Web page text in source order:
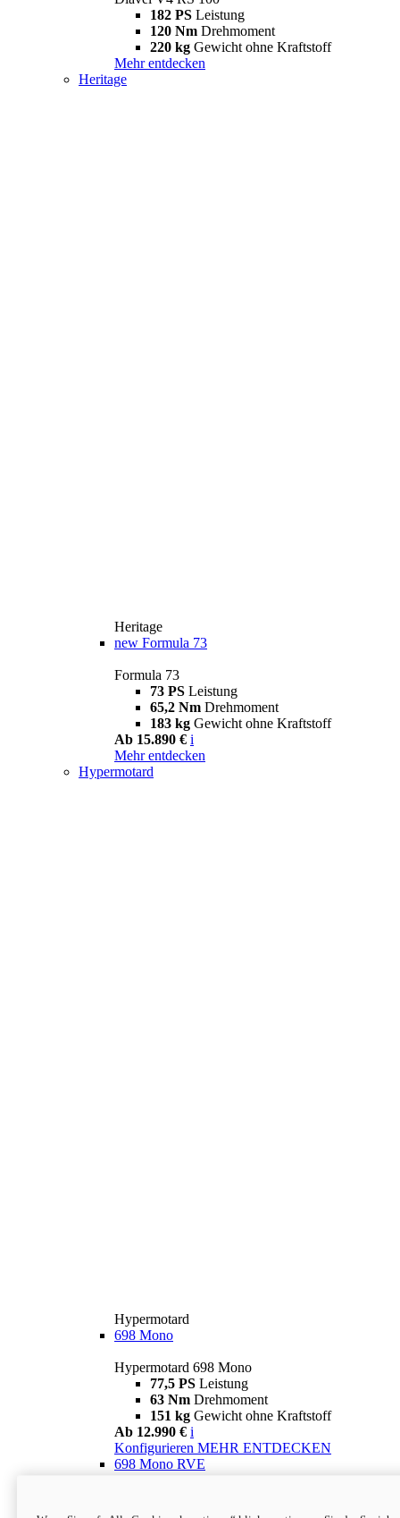
182 PS Leistung
120 Nm Drehmoment
220 kg Gewicht ohne Kraftstoff
Mehr entdecken
Heritage
Heritage
new Formula 73
Formula 73
73 PS Leistung
65,2 Nm Drehmoment
183 kg Gewicht ohne Kraftstoff
Ab 15.890 € i
Mehr entdecken
Hypermotard
Hypermotard
698 Mono
Hypermotard 698 Mono
77,5 PS Leistung
63 Nm Drehmoment
151 kg Gewicht ohne Kraftstoff
Ab 12.990 € i
Konfigurieren MEHR ENTDECKEN
698 Mono RVE
77,5 PS
Leistung